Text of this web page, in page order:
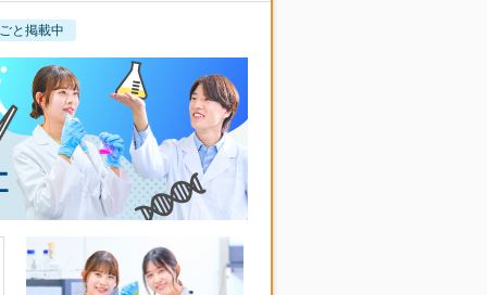
と掲載中